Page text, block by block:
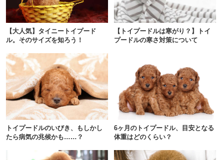
【大人気】タイニートイプード
ル。そのサイズを知ろう！
【トイプードルは寒がり？】トイ
プードルの寒さ対策について
トイプードルのいびき、もしかし
たら病気の兆候かも……？
6ヶ月のトイプードル、目安となる
体重はどのくらい？